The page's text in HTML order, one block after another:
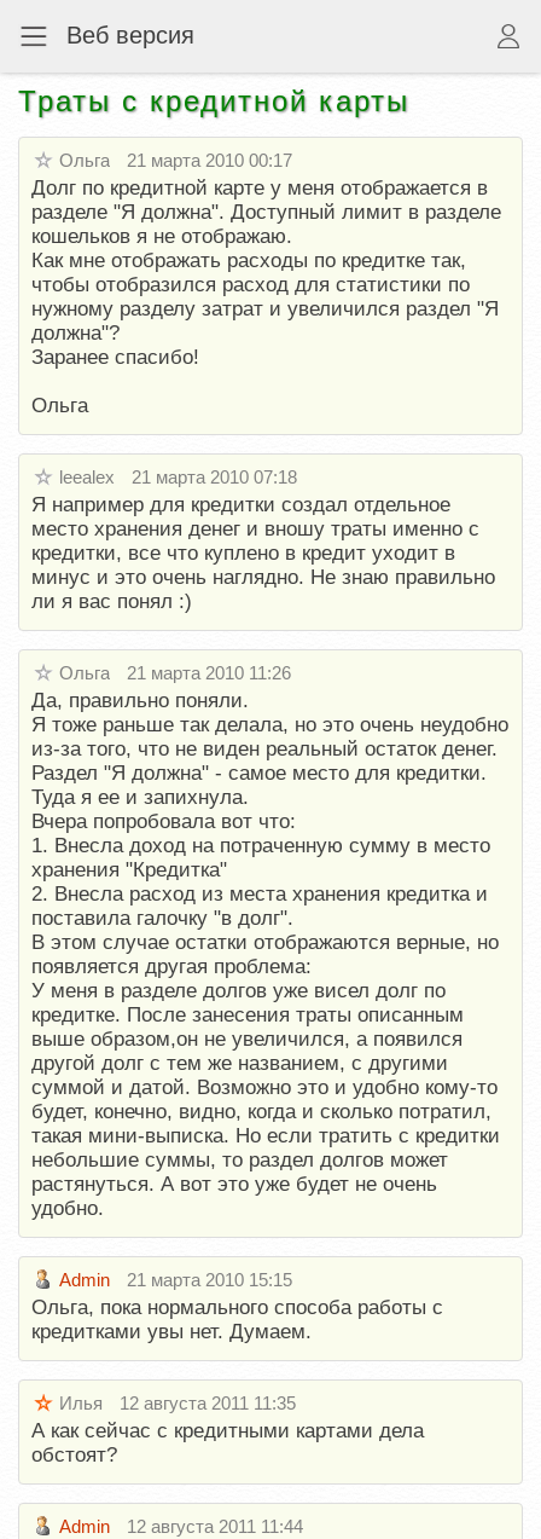
Веб версия
Траты с кредитной карты
Ольга 21 марта 2010 00:17
Долг по кредитной карте у меня отображается в
разделе "Я должна". Доступный лимит в разделе
кошельков я не отображаю.
Как мне отображать расходы по кредитке так,
чтобы отобразился расход для статистики по
нужному разделу затрат и увеличился раздел "Я
должна"?
Заранее спасибо!
Ольга
leealex 21 марта 2010 07:18
Я например для кредитки создал отдельное
место хранения денег и вношу траты именно с
кредитки, все что куплено в кредит уходит в
минус и это очень наглядно. Не знаю правильно
ли я вас понял :)
Ольга 21 марта 2010 11:26
Да, правильно поняли.
Я тоже раньше так делала, но это очень неудобно
из-за того, что не виден реальный остаток денег.
Раздел "Я должна" - самое место для кредитки.
Туда я ее и запихнула.
Вчера попробовала вот что:
1. Внесла доход на потраченную сумму в место
хранения "Кредитка"
2. Внесла расход из места хранения кредитка и
поставила галочку "в долг".
В этом случае остатки отображаются верные, но
появляется другая проблема:
У меня в разделе долгов уже висел долг по
кредитке. После занесения траты описанным
выше образом,он не увеличился, а появился
другой долг с тем же названием, с другими
суммой и датой. Возможно это и удобно кому-то
будет, конечно, видно, когда и сколько потратил,
такая мини-выписка. Но если тратить с кредитки
небольшие суммы, то раздел долгов может
растянуться. А вот это уже будет не очень
удобно.
Admin 21 марта 2010 15:15
Ольга, пока нормального способа работы с
кредитками увы нет. Думаем.
Илья 12 августа 2011 11:35
А как сейчас с кредитными картами дела
обстоят?
Admin 12 августа 2011 11:44